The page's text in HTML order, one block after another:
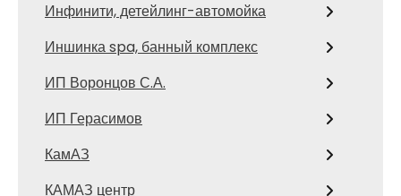
Инфинити, детейлинг-автомойка
Иншинка spa, банный комплекс
ИП Воронцов С.А.
ИП Герасимов
КамАЗ
КАМАЗ центр